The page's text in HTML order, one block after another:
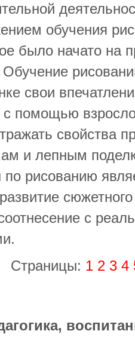
обучения
было начато на
Обучение
свои
помощью
свойства
и лепным
рисованию
с
Страницы: 1 2 3 4